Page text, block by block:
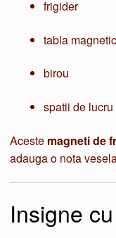
frigider
tabla
birou
spatii de lucru
Aceste magneti de
adauga o nota
Insigne